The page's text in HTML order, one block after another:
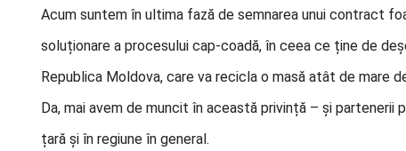
Acum suntem în ultima fază de semnarea unui contract
soluționare a procesului cap-coadă, în ceea ce ține de
Republica Moldova, care va recicla o masă atât de mare
Da, mai avem de muncit în această privință – și
țară și în regiune în general.